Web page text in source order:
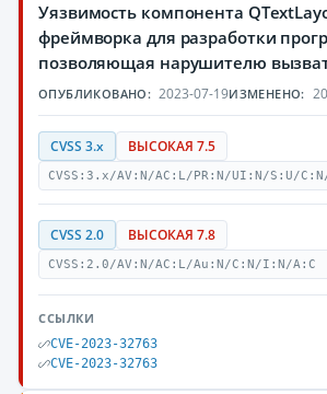
Уязвимость компонента
фреймворка для разработки
позволяющая нарушителю
ОПУБЛИКОВАНО: 2023-07-19ИЗМЕНЕНО:
CVSS 3.x ВЫСОКАЯ 7.5
CVSS:3.x/AV:N/AC:L/PR:N/UI:N/S:U/
CVSS 2.0 ВЫСОКАЯ 7.8
CVSS:2.0/AV:N/AC:L/Au:N/C:N/I:N/A:C
ССЫЛКИ
CVE-2023-32763
CVE-2023-32763